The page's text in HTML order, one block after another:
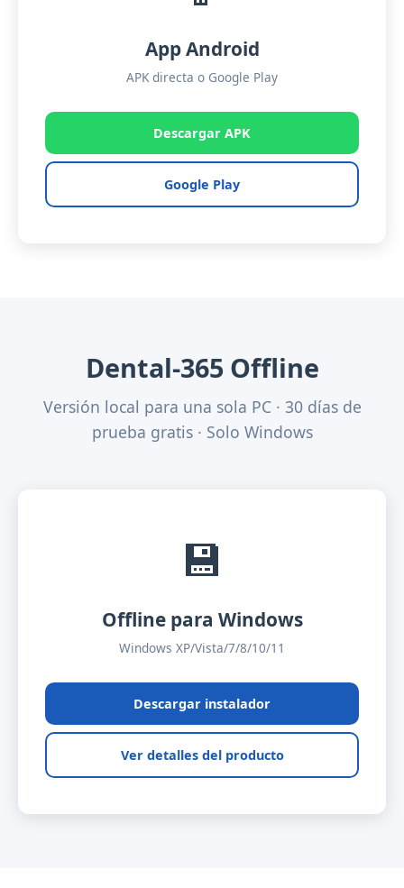
App Android
APK directa o Google Play
Descargar APK
Google Play
Dental-365 Offline
Versión local para una sola PC · 30 días de
prueba gratis · Solo Windows
💾
Offline para Windows
Windows XP/Vista/7/8/10/11
Descargar instalador
Ver detalles del producto